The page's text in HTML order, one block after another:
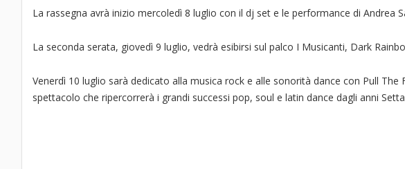
La rassegna avrà inizio mercoledì 8 luglio con il dj set e le performance di Andrea
La seconda serata, giovedì 9 luglio, vedrà esibirsi sul palco I Musicanti, Dark
Venerdì 10 luglio sarà dedicato alla musica rock e alle sonorità dance con Pull
spettacolo che ripercorrerà i grandi successi pop, soul e latin dance dagli anni